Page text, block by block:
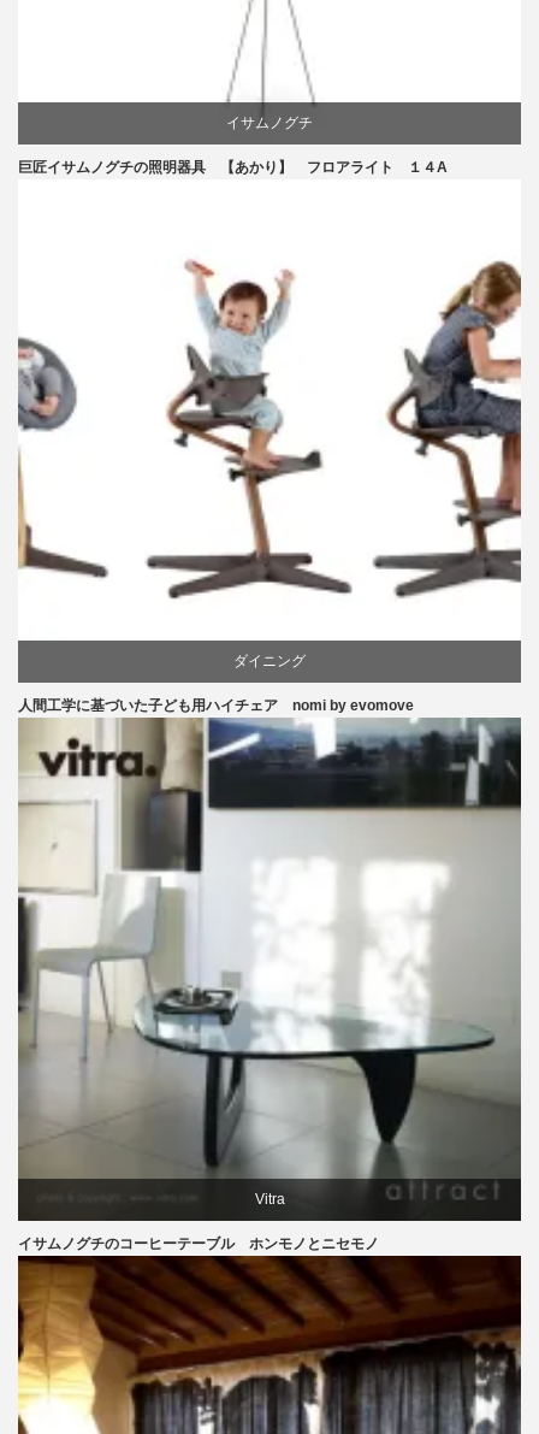
イサムノグチ
巨匠イサムノグチの照明器具 【あかり】 フロアライト １４A
ダイニング
ピーター・オブスヴィック
椅子
人間工学に基づいた子ども用ハイチェア nomi by evomove
Vitra
イサムノグチ
テーブル
イサムノグチのコーヒーテーブル ホンモノとニセモノ